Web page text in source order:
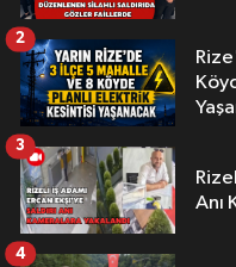
2
Anı
3
4